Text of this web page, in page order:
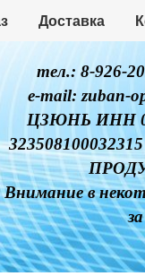
Доставка
тел.: 8-926-
e-mail: zuban-
ЦЗЮНЬ ИНН
Внимание в